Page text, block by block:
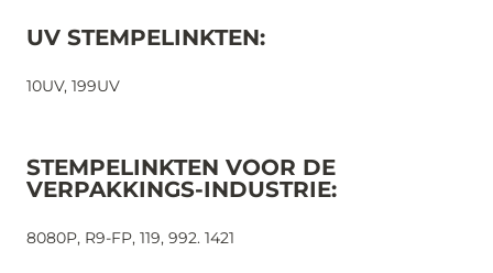
UV STEMPELINKTEN:
10UV, 199UV
STEMPELINKTEN VOOR DE
VERPAKKINGS-INDUSTRIE:
8080P, R9-FP, 119, 992. 1421